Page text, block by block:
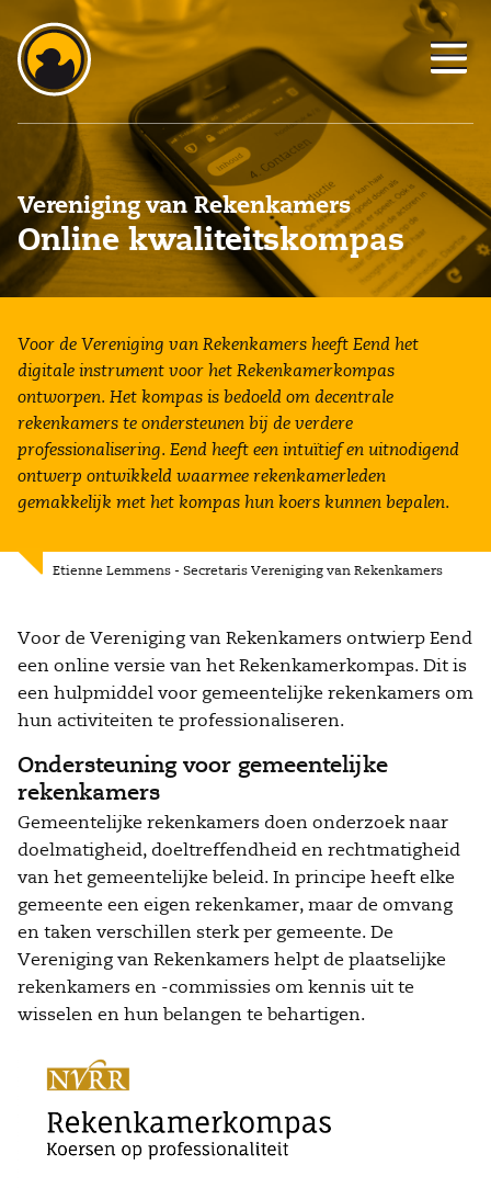
Vereniging van Rekenkamers
Online kwaliteitskompas
Voor de Vereniging van Rekenkamers heeft Eend het
digitale instrument voor het Rekenkamerkompas
ontworpen. Het kompas is bedoeld om decentrale
rekenkamers te ondersteunen bij de verdere
professionalisering. Eend heeft een intuïtief en uitnodigend
ontwerp ontwikkeld waarmee rekenkamerleden
gemakkelijk met het kompas hun koers kunnen bepalen.
Etienne Lemmens - Secretaris Vereniging van Rekenkamers
Voor de Vereniging van Rekenkamers ontwierp Eend
een online versie van het Rekenkamerkompas. Dit is
een hulpmiddel voor gemeentelijke rekenkamers om
hun activiteiten te professionaliseren.
Ondersteuning voor gemeentelijke
rekenkamers
Gemeentelijke rekenkamers doen onderzoek naar
doelmatigheid, doeltreffendheid en rechtmatigheid
van het gemeentelijke beleid. In principe heeft elke
gemeente een eigen rekenkamer, maar de omvang
en taken verschillen sterk per gemeente. De
Vereniging van Rekenkamers helpt de plaatselijke
rekenkamers en -commissies om kennis uit te
wisselen en hun belangen te behartigen.